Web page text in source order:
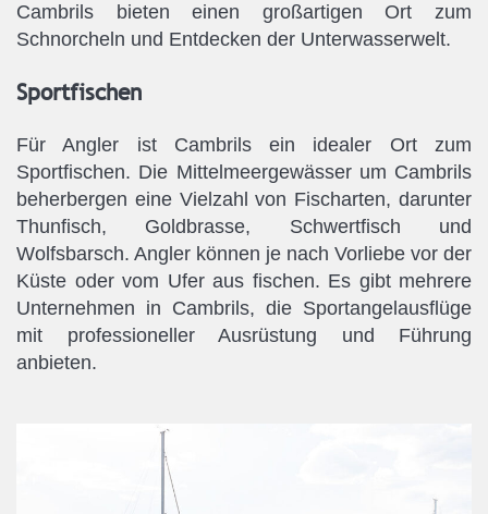
Cambrils bieten einen großartigen Ort zum
Schnorcheln und Entdecken der Unterwasserwelt.
Sportfischen
Für Angler ist Cambrils ein idealer Ort zum
Sportfischen. Die Mittelmeergewässer um Cambrils
beherbergen eine Vielzahl von Fischarten, darunter
Thunfisch, Goldbrasse, Schwertfisch und
Wolfsbarsch. Angler können je nach Vorliebe vor der
Küste oder vom Ufer aus fischen. Es gibt mehrere
Unternehmen in Cambrils, die Sportangelausflüge
mit professioneller Ausrüstung und Führung
anbieten.